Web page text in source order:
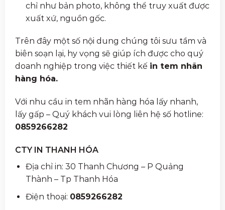
chỉ như bản photo, không thể truy xuất được
xuất xứ, nguồn gốc.
Trên đây một số nội dung chúng tôi sưu tầm và
biên soạn lại, hy vọng sẽ giúp ích được cho quý
doanh nghiệp trong việc thiết kế in tem nhãn
hàng hóa.
Với nhu cầu in tem nhãn hàng hóa lấy nhanh,
lấy gấp – Quý khách vui lòng liên hệ số hotline:
0859266282
CTY IN THANH HÓA
Địa chỉ in: 30 Thanh Chương – P Quảng
Thành – Tp Thanh Hóa
Điện thoại: 0859266282